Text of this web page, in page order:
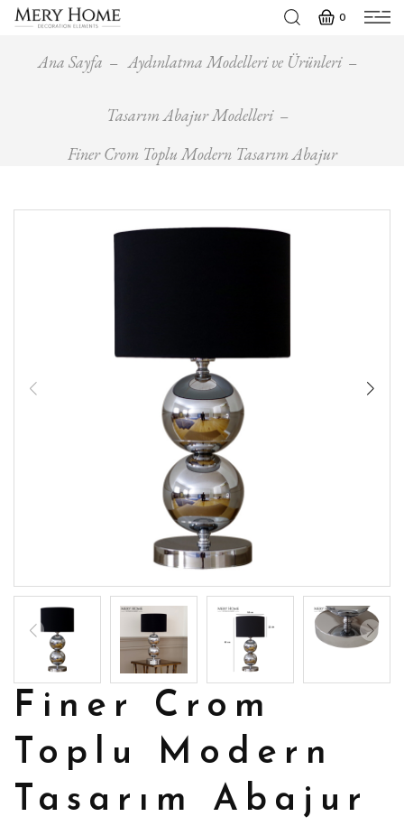
0
Ana Sayfa Aydınlatma Modelleri ve Ürünleri
Tasarım Abajur Modelleri
Finer Crom Toplu Modern Tasarım Abajur
Finer Crom
Toplu Modern
Tasarım Abajur